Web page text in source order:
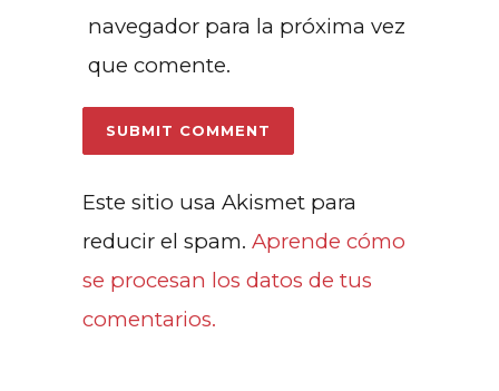
navegador para la próxima vez
que comente.
Este sitio usa Akismet para
reducir el spam. Aprende cómo
se procesan los datos de tus
comentarios.